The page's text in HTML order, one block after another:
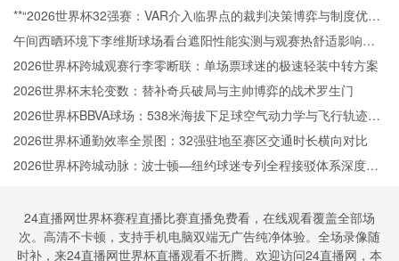
**“2026世界杯32强赛：VAR介入临界点的裁判决策博弈与制度优化
路径”**
午间西晒环境下李维斯球场看台遮阳性能实测与观赛热舒适影响分
析
2026世界杯跨城观赛行李零断联：单场票球迷的极速轻装中转方案
2026世界杯末轮变数：替补奇兵破局与主帅博弈的战术罗生门
2026世界杯BBVA球场：538米海拔下足球空气动力学与飞行轨迹的
微扰动解析
2026世界杯通勤效率全景图：32强驻地至赛区交通时长横向对比
2026世界杯跨城动脉：波士顿—纽约球迷专列全程接驳体系深度拆
24直播网世界杯赛程直播比赛直播免费看，在线观看覆盖全部场
次。高清不卡顿，支持手机电脑双端无广告纯净体验。全场录像随
时补，来24直播网世界杯直播观看不折腾。欢迎访问24直播网，本